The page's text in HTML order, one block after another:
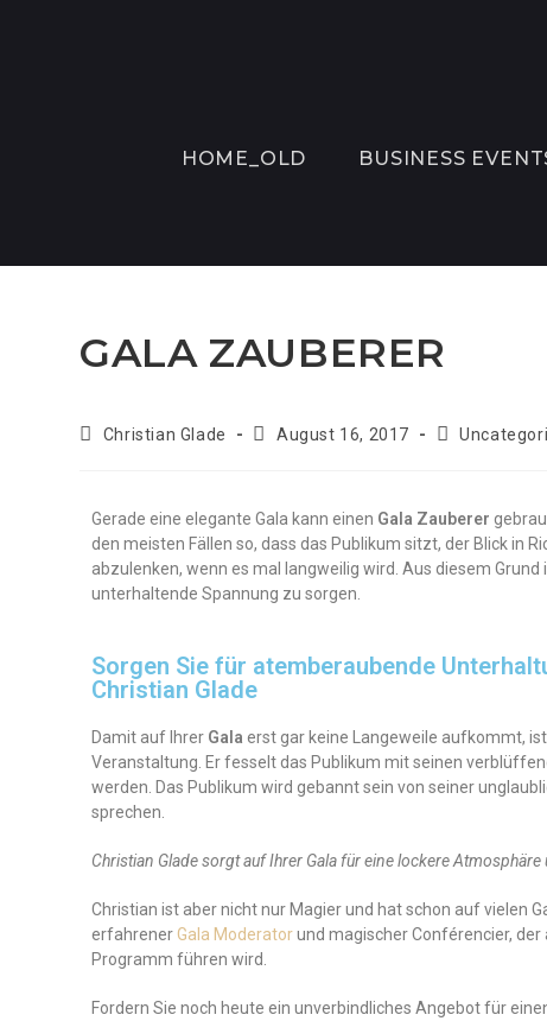
HOME_OLD BUSINESS
GALA ZAUBERER
Christian Glade August 16, 2017
Gerade eine elegante Gala kann einen Gala Zauberer
den meisten Fällen so, dass das Publikum sitzt, der Blick in
abzulenken, wenn es mal langweilig wird. Aus diesem
unterhaltende Spannung zu sorgen.
Sorgen Sie für atemberaubende
Christian Glade
Damit auf Ihrer Gala erst gar keine Langeweile aufkommt,
Veranstaltung. Er fesselt das Publikum mit seinen
werden. Das Publikum wird gebannt sein von seiner
sprechen.
Christian Glade sorgt auf Ihrer Gala für eine lockere
Christian ist aber nicht nur Magier und hat schon auf vielen
erfahrenerGala Moderatorund magischer Conférencier,
Programm führen wird.
Fordern Sie noch heute ein unverbindliches Angebot für